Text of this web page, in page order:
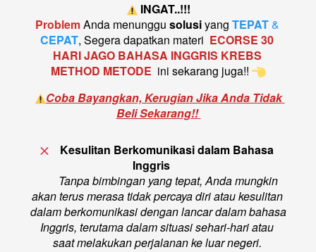
INGAT..!!!
ProblemAnda menunggu solusiyang TEPAT
CEPAT, Segera dapatkan materi ECORSE 30
HARI JAGO BAHASA INGGRIS KREBS
METHOD METODE ini sekarang juga!!
Coba Bayangkan, Kerugian Jika Anda Tidak
Beli Sekarang!!
Kesulitan Berkomunikasi dalam Bahasa
Inggris
Tanpa bimbingan yang tepat, Anda mungkin
akan terus merasa tidak percaya diri atau kesulitan
dalam berkomunikasi dengan lancar dalam bahasa
Inggris, terutama dalam situasi sehari-hari atau
saat melakukan perjalanan ke luar negeri.